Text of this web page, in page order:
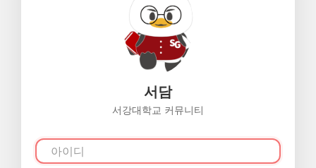
서담
서강대학교 커뮤니티